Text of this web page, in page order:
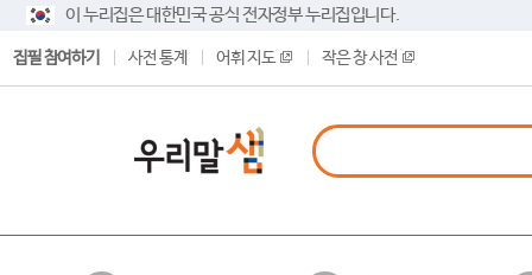
이 누리집은 대한민국 공식 전자정부 누리집입니다.
집필 참여하기 사전 통계 어휘 지도 작은 창 사전